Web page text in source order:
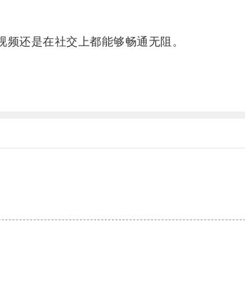
还是在社交上都能够畅通无阻。